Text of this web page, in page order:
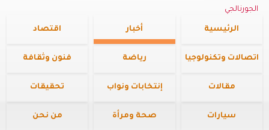
الجورنالجي
الرئيسية أخبار اقتصاد
اتصالات وتكنولوجيا رياضة فنون وثقافة
مقالات إنتخابات ونواب تحقيقات
سيارات صحة ومرأة من نحن